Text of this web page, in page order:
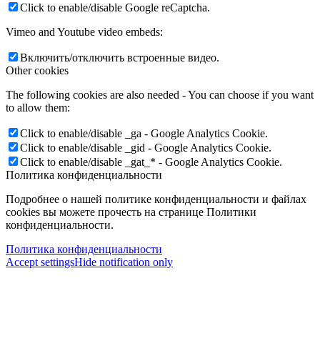
Click to enable/disable Google reCaptcha.
Vimeo and Youtube video embeds:
Включить/отключить встроенные видео.
Other cookies
The following cookies are also needed - You can choose if you want
to allow them:
Click to enable/disable _ga - Google Analytics Cookie.
Click to enable/disable _gid - Google Analytics Cookie.
Click to enable/disable _gat_* - Google Analytics Cookie.
Политика конфиденциальности
Подробнее о нашей политике конфиденциальности и файлах
cookies вы можете прочесть на странице Политики
конфиденциальности.
Политика конфиденциальности
Accept settingsHide notification only